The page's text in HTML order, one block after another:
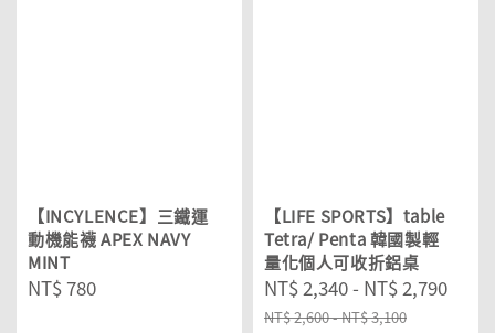
【INCYLENCE】三鐵運
動機能襪 APEX NAVY
MINT
Regular
NT$ 780
【LIFE SPORTS】table
Tetra/ Penta 韓國製輕
量化個人可收折鋁桌
Sale
price
NT$ 2,340- NT$ 2,790
NT$ 2,600-NT$ 3,100